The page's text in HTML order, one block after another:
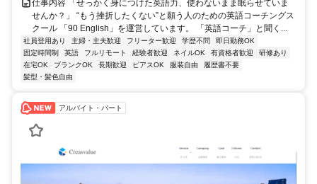
仕事内容 「せっかく身につけた英語力、使わないまま眠らせていま
せんか？」 “もう挫折したくない”と願う人のための英語コーチングス
クール 「90 English」を運営しています。 「英語コーチ」と聞く...
社員登用あり 主婦・主夫歓迎 フリーター歓迎 学歴不問
即日勤務OK
固定時間制
英語 フルリモート 経験者歓迎 ネイルOK 有資格者歓迎
研修あり
在宅OK
ブランクOK 長期歓迎 ピアスOK 服装自由
履歴書不要
髪型・髪色自由
アルバイト・パート